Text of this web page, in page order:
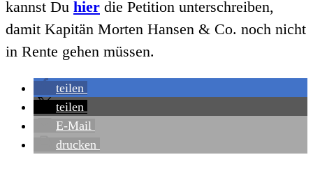
kannst Du hier die Petition unterschreiben,
damit Kapitän Morten Hansen & Co. noch nicht
in Rente gehen müssen.
teilen
teilen
E-Mail
drucken